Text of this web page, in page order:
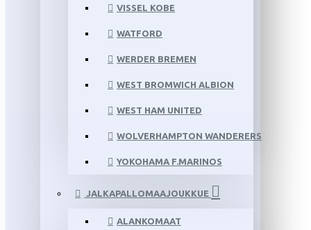
VISSEL KOBE
WATFORD
WERDER BREMEN
WEST BROMWICH ALBION
WEST HAM UNITED
WOLVERHAMPTON WANDERERS
YOKOHAMA F.MARINOS
JALKAPALLOMAAJOUKKUE
ALANKOMAAT